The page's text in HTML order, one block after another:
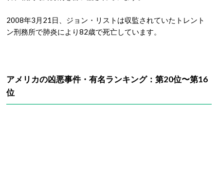
2008年3月21日、ジョン・リストは収監されていたトレント
ン刑務所で肺炎により82歳で死亡しています。
アメリカの凶悪事件・有名ランキング：第20位〜第16
位